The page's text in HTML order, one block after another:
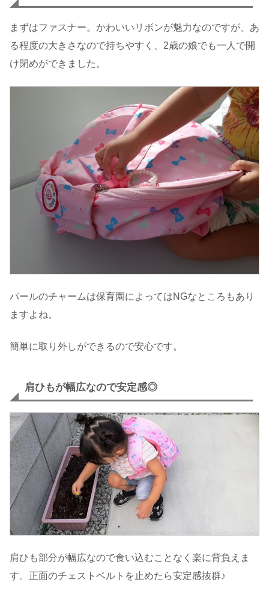
まずはファスナー。かわいいリボンが魅力なのですが、あ
る程度の大きさなので持ちやすく、2歳の娘でも一人で開
け閉めができました。
パールのチャームは保育園によってはNGなところもあり
ますよね。
簡単に取り外しができるので安心です。
肩ひもが幅広なので安定感◎
肩ひも部分が幅広なので食い込むことなく楽に背負えま
す。正面のチェストベルトを止めたら安定感抜群♪